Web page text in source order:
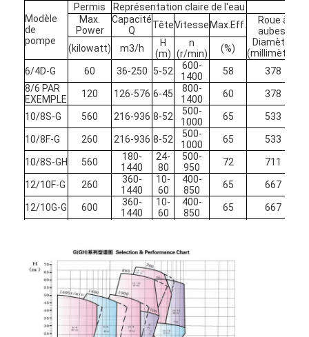
Accueil
produits
Vidéos
Modèle
de
pompe
Permis
Représentation claire de l'eau
Max.
Power
Capacité
Q
TêteVitesse Max.Eff.
Roue à
aubes.
Diamètre
(millimètre)
(kilowatt) m3/h
H
(m)
n
(r/min)
(%)
6/4D-G 60 36-250 5-52
600-
1400
58
378
8/6 PAR
EXEMPLE
120 126-576 6-45
800-
1400
60 378
10/8S-G 560 216-936 8-52
500-
1000
65 533
10/8F-G 260 216-936 8-52
500-
1000
65 533
10/8S-GH 560
180-
1440
24-
80
500-
950
72 711
12/10F-G 260
360-
1440
10-
60
400-
850
65 667
12/10G-G 600
360-
1440
10-
60
400-
850
65
667
600
3024
8-70
700
16/14G-G
720-
3600
18-
44
300-
500
16/14TU-
1200
324-
3600
26-
70
300-
72
18/16G-G 600
720-
4320
12-
48
250-
500